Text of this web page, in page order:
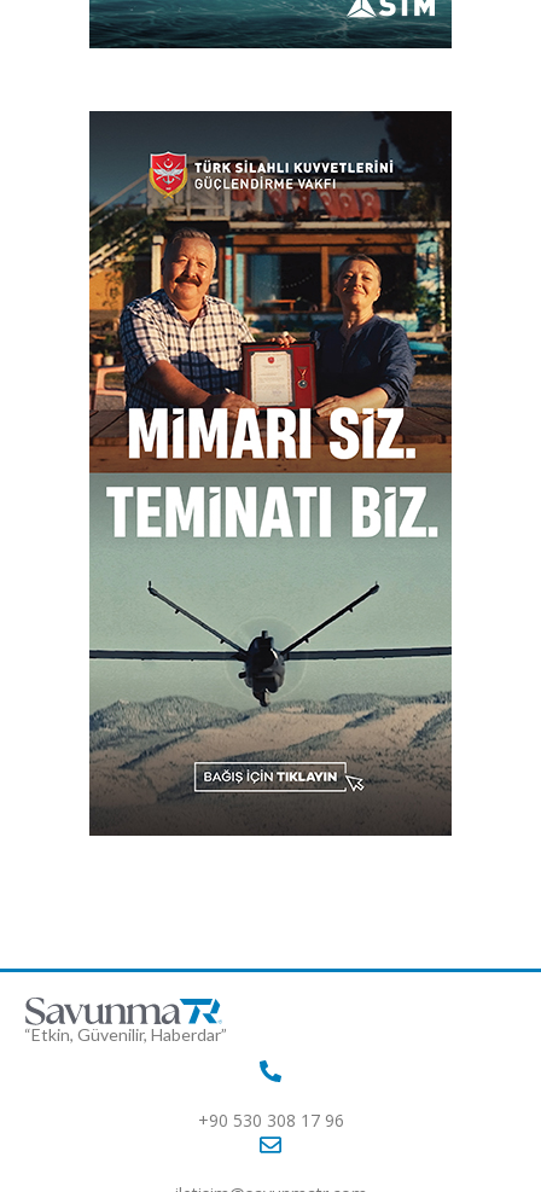
“Etkin, Güvenilir, Haberdar”
+90 530 308 17 96